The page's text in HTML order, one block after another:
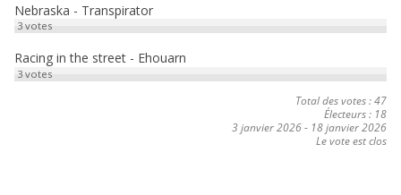
Nebraska - Transpirator
3votes
Racing in the street - Ehouarn
3votes
Total des votes : 47
Électeurs : 18
3 janvier 2026- 18 janvier 2026
Le vote est clos